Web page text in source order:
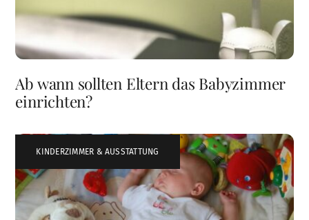
Ab wann sollten Eltern das Babyzimmer
einrichten?
KINDERZIMMER & AUSSTATTUNG